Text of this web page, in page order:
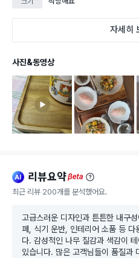
자세히
사진&동영상
리뷰
2
ai 리뷰요약beta
최근 리뷰 200개를 분석했어요.
고급스러운 디자인과 튼튼한 내구
페, 식기 운반, 인테리어 소품 등 다
다. 감성적인 나무 질감과 색감이
있습니다. 많은 고객님들이 품질과